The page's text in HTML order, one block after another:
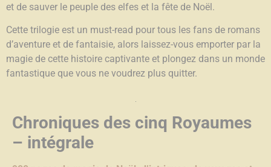
et de sauver le peuple des elfes et la fête de Noël.
Cette trilogie est un must-read pour tous les fans de romans
d’aventure et de fantaisie, alors laissez-vous emporter par la
magie de cette histoire captivante et plongez dans un monde
fantastique que vous ne voudrez plus quitter.
Chroniques des cinq Royaumes
– intégrale